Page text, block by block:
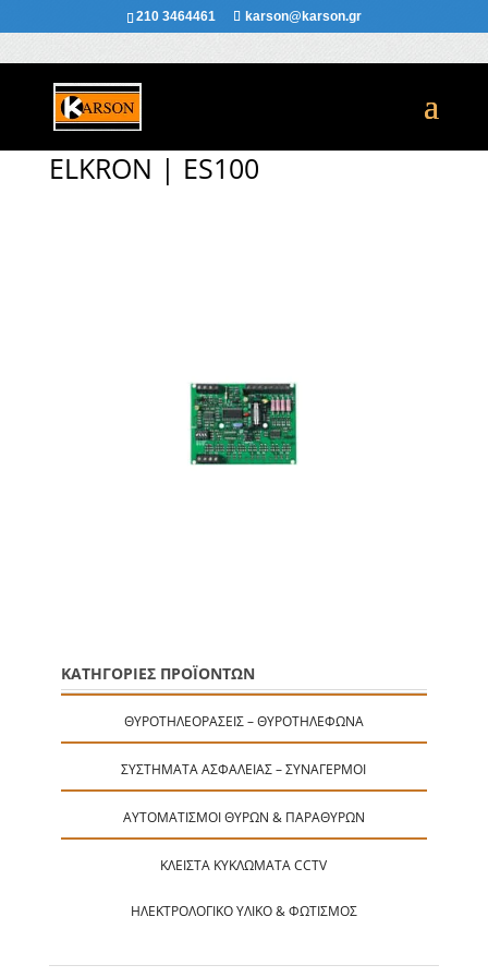
210 3464461 karson@karson.gr
ELKRON | ES100
ΚΑΤΗΓΟΡΙΕΣ ΠΡΟΪΟΝΤΩΝ
ΘΥΡΟΤΗΛΕΟΡΆΣΕΙΣ – ΘΥΡΟΤΗΛΈΦΩΝΑ
ΣΥΣΤΉΜΑΤΑ ΑΣΦΑΛΕΊΑΣ – ΣΥΝΑΓΕΡΜΟΊ
ΑΥΤΟΜΑΤΙΣΜΟΊ ΘΥΡΏΝ & ΠΑΡΑΘΎΡΩΝ
ΚΛΕΙΣΤΆ ΚΥΚΛΏΜΑΤΑ CCTV
ΗΛΕΚΤΡΟΛΟΓΙΚΌ ΥΛΙΚΌ & ΦΩΤΙΣΜΌΣ